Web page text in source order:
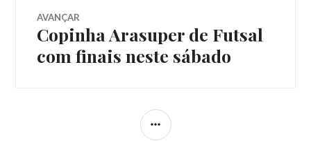
AVANÇAR
Copinha Arasuper de Futsal
com finais neste sábado